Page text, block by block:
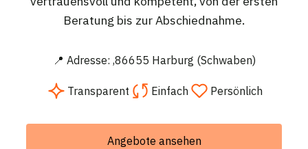
Beratung bis zur Abschiednahme.
📍 Adresse: ,86655 Harburg (Schwaben)
Transparent Einfach Persönlich
Angebote ansehen